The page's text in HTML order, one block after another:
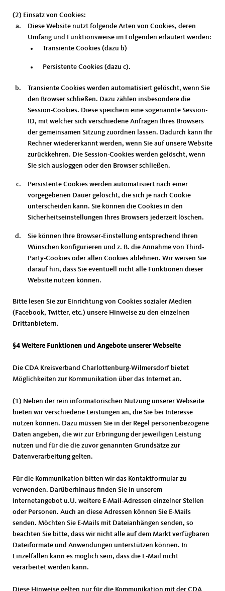
(2) Einsatz von Cookies:
Diese Website nutzt folgende Arten von Cookies, deren
Umfang und Funktionsweise im Folgenden erläutert werden:
Transiente Cookies (dazu b)
Persistente Cookies (dazu c).
Transiente Cookies werden automatisiert gelöscht, wenn Sie
den Browser schließen. Dazu zählen insbesondere die
Session-Cookies. Diese speichern eine sogenannte Session-
ID, mit welcher sich verschiedene Anfragen Ihres Browsers
der gemeinsamen Sitzung zuordnen lassen. Dadurch kann Ihr
Rechner wiedererkannt werden, wenn Sie auf unsere Website
zurückkehren. Die Session-Cookies werden gelöscht, wenn
Sie sich ausloggen oder den Browser schließen.
Persistente Cookies werden automatisiert nach einer
vorgegebenen Dauer gelöscht, die sich je nach Cookie
unterscheiden kann. Sie können die Cookies in den
Sicherheitseinstellungen Ihres Browsers jederzeit löschen.
Sie können Ihre Browser-Einstellung entsprechend Ihren
Wünschen konfigurieren und z. B. die Annahme von Third-
Party-Cookies oder allen Cookies ablehnen. Wir weisen Sie
darauf hin, dass Sie eventuell nicht alle Funktionen dieser
Website nutzen können.
Bitte lesen Sie zur Einrichtung von Cookies sozialer Medien
(Facebook, Twitter, etc.) unsere Hinweise zu den einzelnen
Drittanbietern.
§4 Weitere Funktionen und Angebote unserer Webseite
Die CDA Kreisverband Charlottenburg-Wilmersdorf bietet
Möglichkeiten zur Kommunikation über das Internet an.
(1) Neben der rein informatorischen Nutzung unserer Webseite
bieten wir verschiedene Leistungen an, die Sie bei Interesse
nutzen können. Dazu müssen Sie in der Regel personenbezogene
Daten angeben, die wir zur Erbringung der jeweiligen Leistung
nutzen und für die die zuvor genannten Grundsätze zur
Datenverarbeitung gelten.
Für die Kommunikation bitten wir das Kontaktformular zu
verwenden. Darüberhinaus finden Sie in unserem
Internetangebot u.U. weitere E-Mail-Adressen einzelner Stellen
oder Personen. Auch an diese Adressen können Sie E-Mails
senden. Möchten Sie E-Mails mit Dateianhängen senden, so
beachten Sie bitte, dass wir nicht alle auf dem Markt verfügbaren
Dateiformate und Anwendungen unterstützen können. In
Einzelfällen kann es möglich sein, dass die E-Mail nicht
verarbeitet werden kann.
Diese Hinweise gelten nur für die Kommunikation mit der CDA